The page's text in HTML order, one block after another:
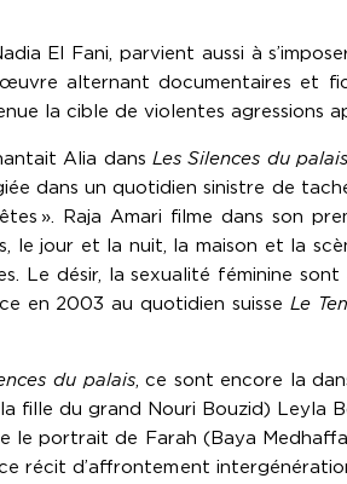
El Fani, parvient aussi à
alternant documentaires et
la cible de violentes agressions
Alia dans Les Silences du palais
dans un quotidien sinistre de
». Raja Amari filme dans son
le jour et la nuit, la maison et la
Le désir, la sexualité féminine
en 2003 au quotidien suisse Le
du palais, ce sont encore la
fille du grand Nouri Bouzid) Leyla
le portrait de Farah (Baya
récit d’affrontement